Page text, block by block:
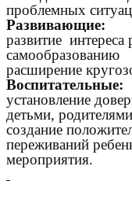
проблемных
Развивающие:
развитие
самообразованию
расширение
Воспитательные:
установление
детьми,
создание
переживаний
мероприятия.